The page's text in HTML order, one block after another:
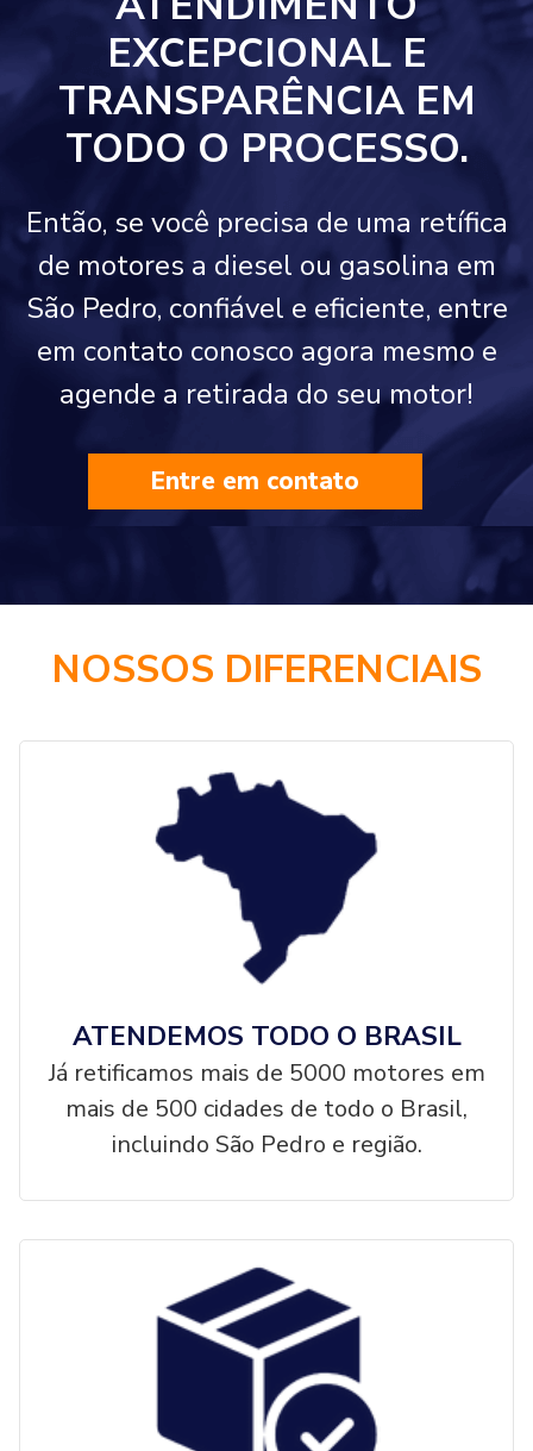
EXCEPCIONAL E
TRANSPARÊNCIA EM
TODO O PROCESSO.
Então, se você precisa de uma retífica
de motores a diesel ou gasolina em
São Pedro, confiável e eficiente, entre
em contato conosco agora mesmo e
agende a retirada do seu motor!
Entre em contato
NOSSOS DIFERENCIAIS
ATENDEMOS TODO O BRASIL
Já retificamos mais de 5000 motores em
mais de 500 cidades de todo o Brasil,
incluindo São Pedro e região.